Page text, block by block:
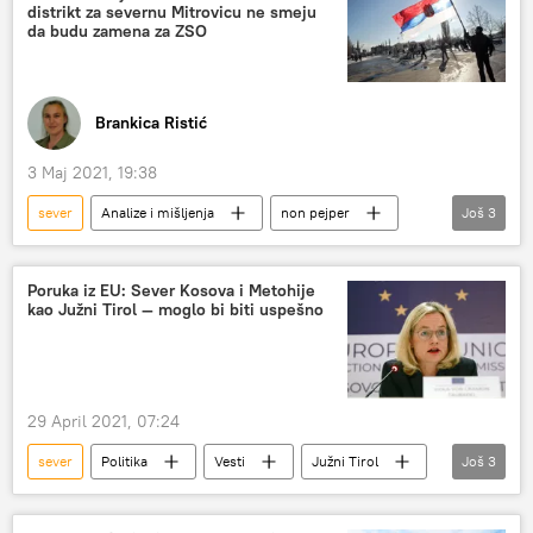
distrikt za severnu Mitrovicu ne smeju
da budu zamena za ZSO
Brankica Ristić
3 Maj 2021, 19:38
sever Analize i mišljenja
non pejper
autonomija
Mitrovica
Kosovska Mitrovica
Još 3
Poruka iz EU: Sever Kosova i Metohije
kao Južni Tirol — moglo bi biti uspešno
29 April 2021, 07:24
sever Politika Vesti
Južni Tirol
Viola fon Kramon
non pejper
Još 3